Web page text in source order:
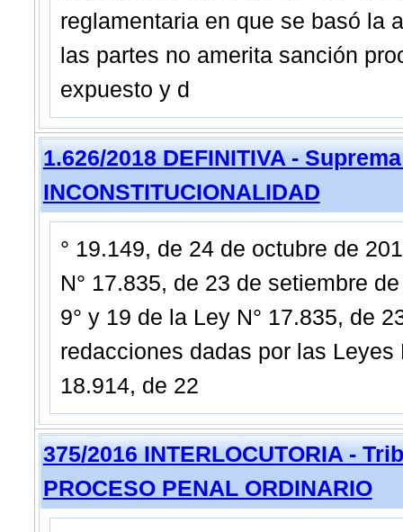
reglamentaria en que se basó la
las partes no amerita sanción
expuesto y d
1.626/2018 DEFINITIVA -
INCONSTITUCIONALIDAD
° 19.149, de 24 de octubre de
N° 17.835, de 23 de setiembre
9° y 19 de la Ley N° 17.835, de
redacciones dadas por las Leyes
18.914, de 22
375/2016 INTERLOCUTORIA -
PROCESO PENAL ORDINARIO